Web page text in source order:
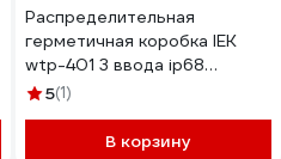
Распределительная
герметичная коробка IEK
wtp-401 3 ввода ip68
UWB10-Y-450-41-03-68
5(1)
В корзину